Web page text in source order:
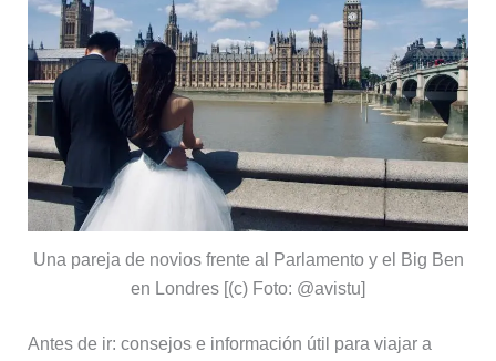
Una pareja de novios frente al Parlamento y el Big Ben
en Londres [(c) Foto: @avistu]
Antes de ir: consejos e información útil para viajar a